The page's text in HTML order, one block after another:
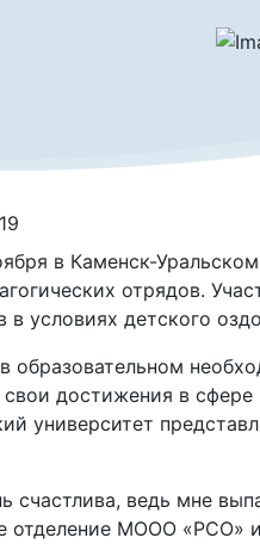
в Каменск-
отрядов.
в условиях детского
образовательном
достижения в
университет
счастлива, ведь мне
отделение МООО